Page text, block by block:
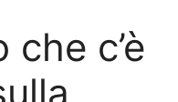
c’è